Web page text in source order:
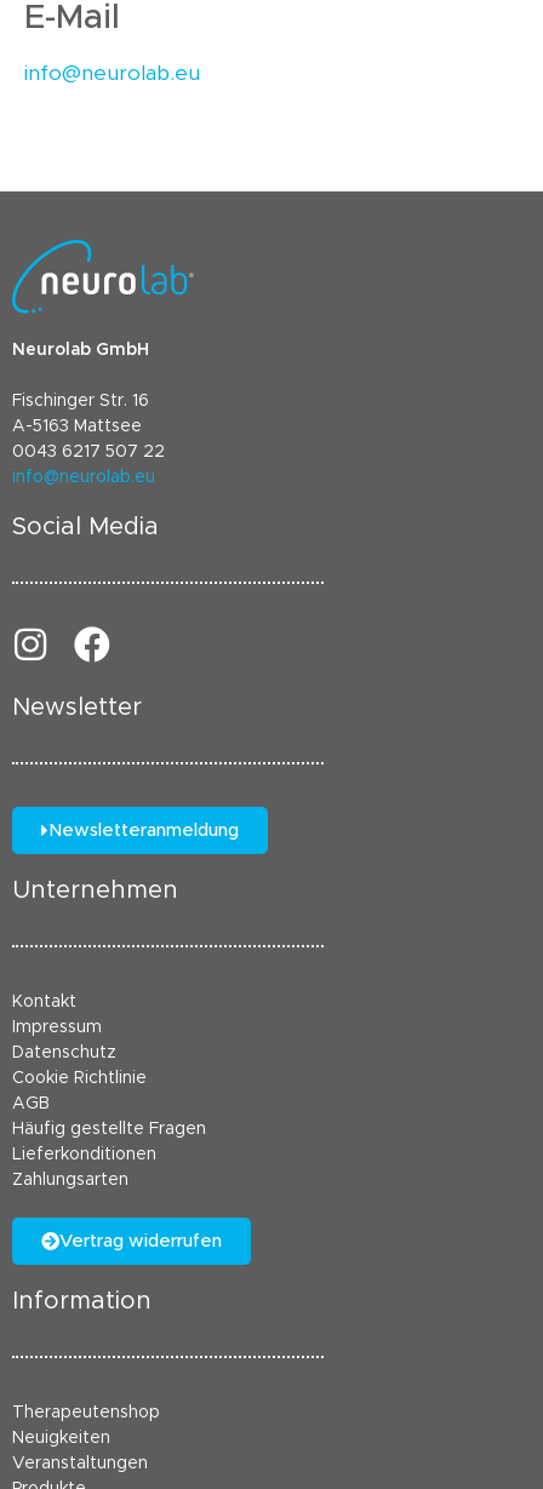
E-Mail
info@neurolab.eu
Neurolab GmbH
Fischinger Str. 16
A-5163 Mattsee
0043 6217 507 22
info@neurolab.eu
Social Media
Newsletter
Newsletteranmeldung
Unternehmen
Kontakt
Impressum
Datenschutz
Cookie Richtlinie
AGB
Häufig gestellte Fragen
Lieferkonditionen
Zahlungsarten
Vertrag widerrufen
Information
Therapeutenshop
Neuigkeiten
Veranstaltungen